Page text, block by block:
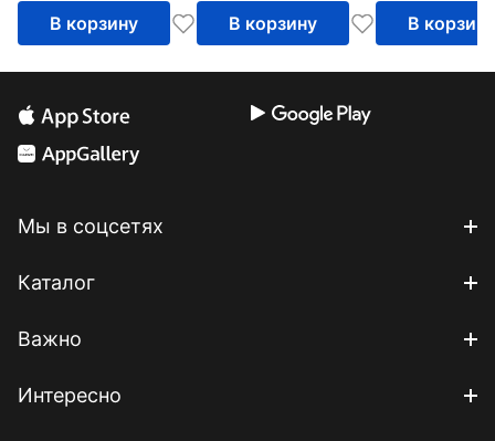
В корзину В корзину В корзину
Мы в соцсетях
Каталог
Важно
Интересно